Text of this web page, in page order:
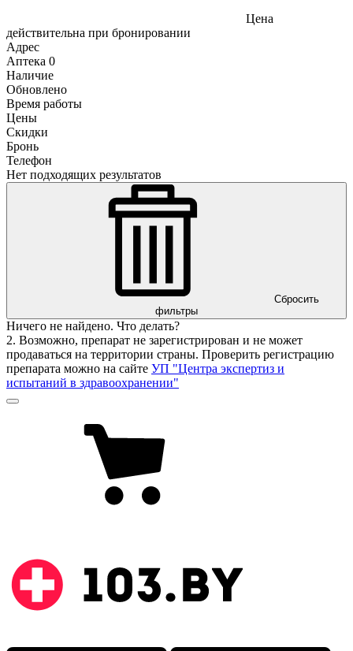
Цена
действительна при бронировании
Адрес
Аптека 0
Наличие
Обновлено
Время работы
Цены
Скидки
Бронь
Телефон
Нет подходящих результатов
Сбросить
фильтры
Ничего не найдено. Что делать?
2. Возможно, препарат не зарегистрирован и не может
продаваться на территории страны. Проверить регистрацию
препарата можно на сайте УП "Центра экспертиз и
испытаний в здравоохранении"